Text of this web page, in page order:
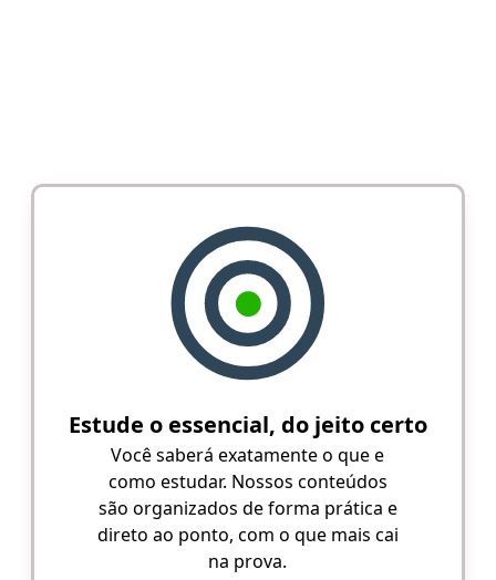
Estude o essencial, do jeito certo
Você saberá exatamente o que e
como estudar. Nossos conteúdos
são organizados de forma prática e
direto ao ponto, com o que mais cai
na prova.